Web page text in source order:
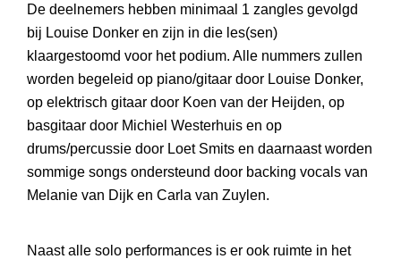
De deelnemers hebben minimaal 1 zangles gevolgd
bij Louise Donker en zijn in die les(sen)
klaargestoomd voor het podium. Alle nummers zullen
worden begeleid op piano/gitaar door Louise Donker,
op elektrisch gitaar door Koen van der Heijden, op
basgitaar door Michiel Westerhuis en op
drums/percussie door Loet Smits en daarnaast worden
sommige songs ondersteund door backing vocals van
Melanie van Dijk en Carla van Zuylen.
Naast alle solo performances is er ook ruimte in het